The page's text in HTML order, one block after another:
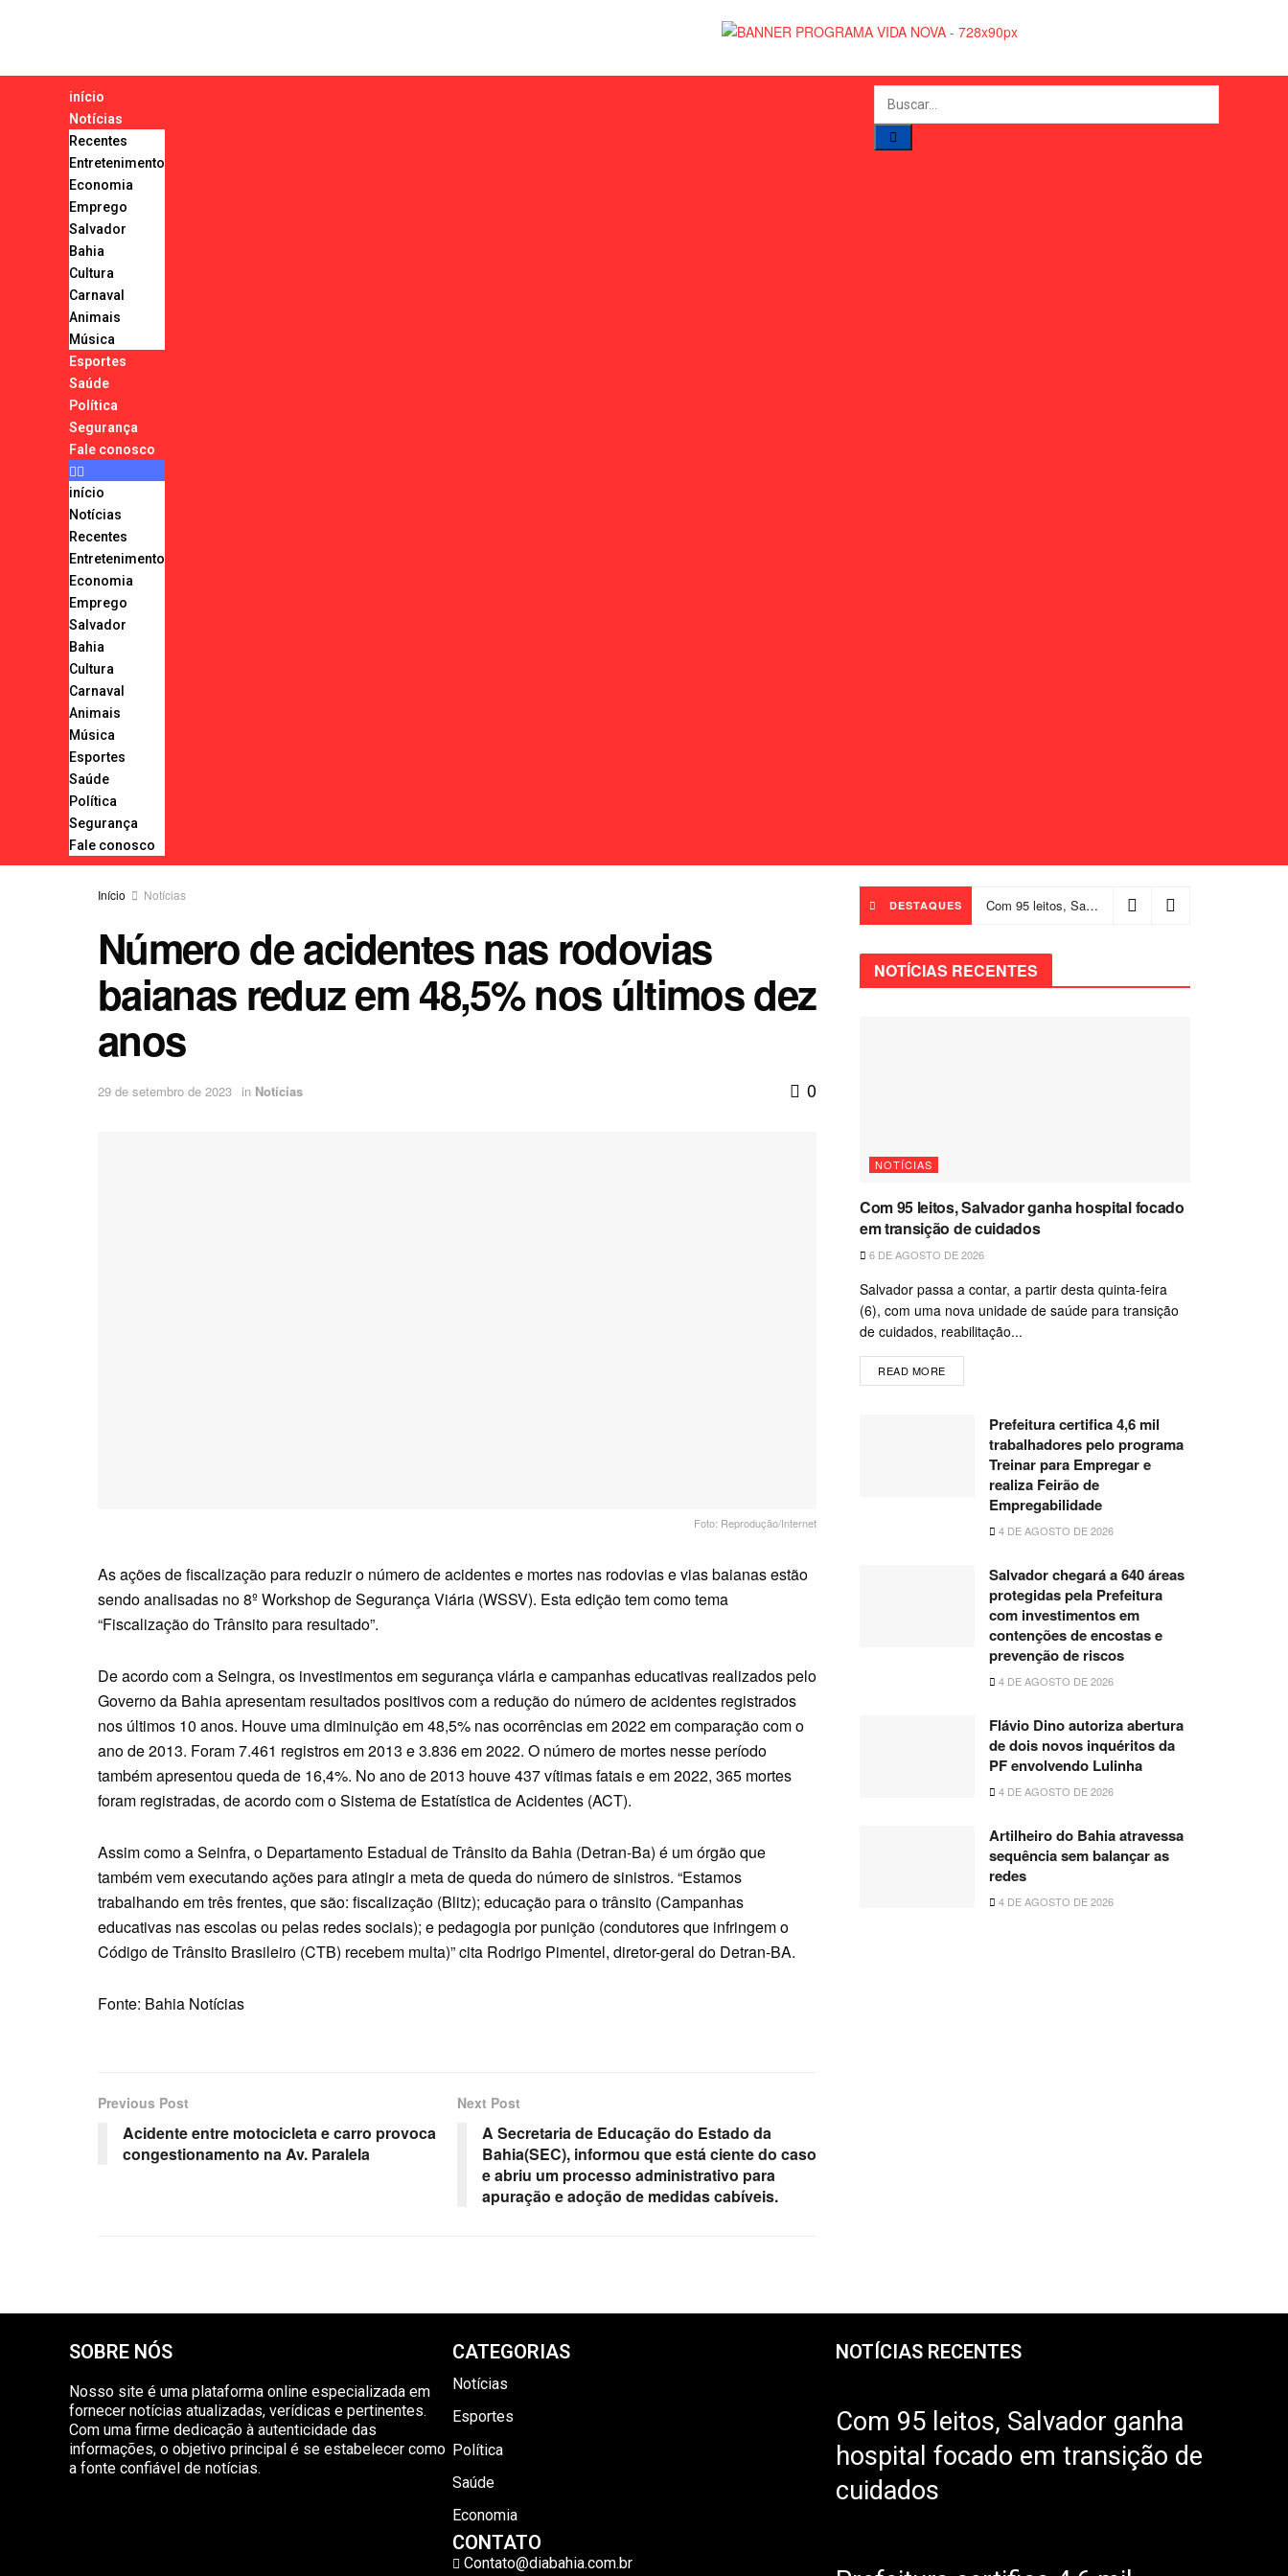
início
Notícias
Recentes
Entretenimento
Economia
Emprego
Salvador
Bahia
Cultura
Carnaval
Animais
Música
Esportes
Saúde
Política
Segurança
Fale conosco
início
Notícias
Recentes
Entretenimento
Economia
Emprego
Salvador
Bahia
Cultura
Carnaval
Animais
Música
Esportes
Saúde
Política
Segurança
Fale conosco
Início Notícias
Número de acidentes nas rodovias
baianas reduz em 48,5% nos últimos dez
anos
29 de setembro de 2023 in Notícias 0
Foto: Reprodução/Internet
As ações de fiscalização para reduzir o número de acidentes e mortes nas rodovias e vias baianas estão
sendo analisadas no 8º Workshop de Segurança Viária (WSSV). Esta edição tem como tema
“Fiscalização do Trânsito para resultado”.
De acordo com a Seingra, os investimentos em segurança viária e campanhas educativas realizados pelo
Governo da Bahia apresentam resultados positivos com a redução do número de acidentes registrados
nos últimos 10 anos. Houve uma diminuição em 48,5% nas ocorrências em 2022 em comparação com o
ano de 2013. Foram 7.461 registros em 2013 e 3.836 em 2022. O número de mortes nesse período
também apresentou queda de 16,4%. No ano de 2013 houve 437 vítimas fatais e em 2022, 365 mortes
foram registradas, de acordo com o Sistema de Estatística de Acidentes (ACT).
Assim como a Seinfra, o Departamento Estadual de Trânsito da Bahia (Detran-Ba) é um órgão que
também vem executando ações para atingir a meta de queda do número de sinistros. “Estamos
trabalhando em três frentes, que são: fiscalização (Blitz); educação para o trânsito (Campanhas
educativas nas escolas ou pelas redes sociais); e pedagogia por punição (condutores que infringem o
Código de Trânsito Brasileiro (CTB) recebem multa)” cita Rodrigo Pimentel, diretor-geral do Detran-BA.
Fonte: Bahia Notícias
Previous Post
Acidente entre motocicleta e carro provoca
congestionamento na Av. Paralela
Next Post
A Secretaria de Educação do Estado da
Bahia(SEC), informou que está ciente do caso
e abriu um processo administrativo para
apuração e adoção de medidas cabíveis.
DESTAQUES Com 95 leitos, Salvador ganha hospital focado em transição de cuidados
NOTÍCIAS RECENTES
NOTÍCIAS
Com 95 leitos, Salvador ganha hospital focado
em transição de cuidados
6 DE AGOSTO DE 2026
Salvador passa a contar, a partir desta quinta-feira
(6), com uma nova unidade de saúde para transição
de cuidados, reabilitação...
READ MORE
Prefeitura certifica 4,6 mil
trabalhadores pelo programa
Treinar para Empregar e
realiza Feirão de
Empregabilidade
4 DE AGOSTO DE 2026
Salvador chegará a 640 áreas
protegidas pela Prefeitura
com investimentos em
contenções de encostas e
prevenção de riscos
4 DE AGOSTO DE 2026
Flávio Dino autoriza abertura
de dois novos inquéritos da
PF envolvendo Lulinha
4 DE AGOSTO DE 2026
Artilheiro do Bahia atravessa
sequência sem balançar as
redes
4 DE AGOSTO DE 2026
SOBRE NÓS
Nosso site é uma plataforma online especializada em
fornecer notícias atualizadas, verídicas e pertinentes.
Com uma firme dedicação à autenticidade das
informações, o objetivo principal é se estabelecer como
a fonte confiável de notícias.
CATEGORIAS
Notícias
Esportes
Política
Saúde
Economia
CONTATO
Contato@diabahia.com.br
NOTÍCIAS RECENTES
Com 95 leitos, Salvador ganha
hospital focado em transição de
cuidados